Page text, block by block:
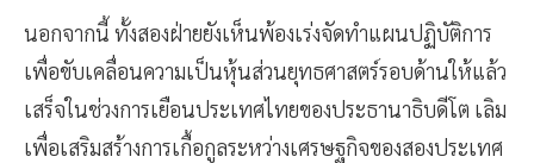
นอกจากนี้ ทั้งสองฝ่ายยังเห็นพ้องเร่งจัดทำแผนปฏิบัติการ
เพื่อขับเคลื่อนความเป็นหุ้นส่วนยุทธศาสตร์รอบด้านให้แล้ว
เสร็จในช่วงการเยือนประเทศไทยของประธานาธิบดีโต เลิม
เพื่อเสริมสร้างการเกื้อกูลระหว่างเศรษฐกิจของสองประเทศ